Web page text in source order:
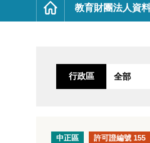
教育財團法人資
行政區
中正區 許可證編號 155